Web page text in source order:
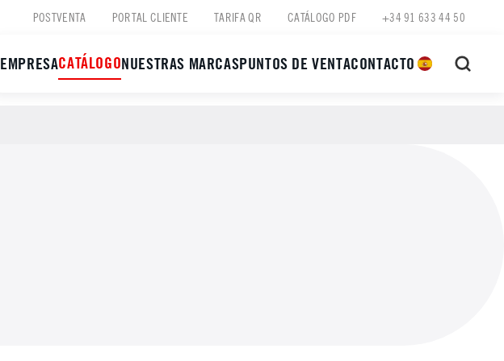
POSTVENTA PORTAL CLIENTE TARIFA QR CATÁLOGO PDF +34 91 633 44 50
EMPRESACATÁLOGONUESTRAS MARCASPUNTOS DE VENTACONTACTO